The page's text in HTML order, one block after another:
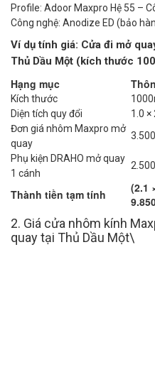
Profile: Adoor Maxpro Hệ 55 –
Công nghệ: Anodize ED (bảo
Ví dụ tính giá: Cửa đi mở
Thủ Dầu Một (kích thước
Hạng mục
Kích thước
Diện tích quy đổi
1.0 ×
Đơn giá nhôm Maxpro mở
quay
Phụ kiện DRAHO mở quay
1 cánh
Thành tiền tạm tính
(2.1
2. Giá cửa nhôm kính
quay tại Thủ Dầu Một\